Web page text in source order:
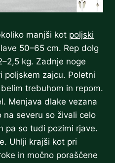
manjši kot poljski
50–65 cm. Rep dolg
kg. Zadnje noge
poljskem zajcu. Poletni
trebuhom in repom.
Menjava dlake vezana
na severu so živali celo
pa so tudi pozimi rjave.
Uhlji krajši kot pri
in močno poraščene